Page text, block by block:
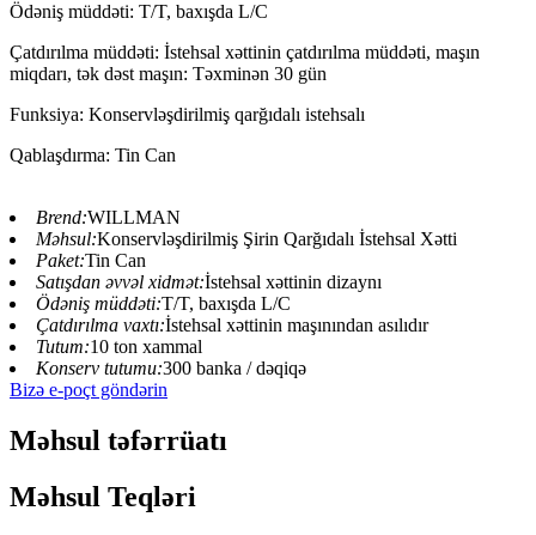
Ödəniş müddəti: T/T, baxışda L/C
Çatdırılma müddəti: İstehsal xəttinin çatdırılma müddəti, maşın
miqdarı, tək dəst maşın: Təxminən 30 gün
Funksiya: Konservləşdirilmiş qarğıdalı istehsalı
Qablaşdırma: Tin Can
Brend:WILLMAN
Məhsul:Konservləşdirilmiş Şirin Qarğıdalı İstehsal Xətti
Paket:Tin Can
Satışdan əvvəl xidmət:İstehsal xəttinin dizaynı
Ödəniş müddəti:T/T, baxışda L/C
Çatdırılma vaxtı:İstehsal xəttinin maşınından asılıdır
Tutum:10 ton xammal
Konserv tutumu:300 banka / dəqiqə
Bizə e-poçt göndərin
Məhsul təfərrüatı
Məhsul Teqləri